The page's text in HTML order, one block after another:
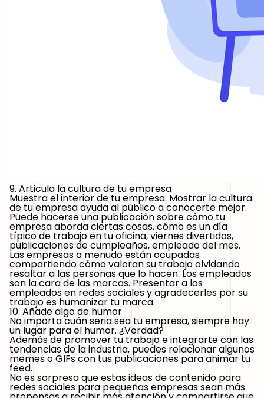
9. Articula la cultura de tu empresa
Muestra el interior de tu empresa. Mostrar la cultura
de tu empresa ayuda al público a conocerte mejor.
Puede hacerse una publicación sobre cómo tu
empresa aborda ciertas cosas, cómo es un día
típico de trabajo en tu oficina, viernes divertidos,
publicaciones de cumpleaños, empleado del mes.
Las empresas a menudo están ocupadas
compartiendo cómo valoran su trabajo olvidando
resaltar a las personas que lo hacen. Los empleados
son la cara de las marcas. Presentar a los
empleados en redes sociales y agradecerles por su
trabajo es humanizar tu marca.
10. Añade algo de humor
No importa cuán seria sea tu empresa, siempre hay
un lugar para el humor. ¿Verdad?
Además de promover tu trabajo e integrarte con las
tendencias de la industria, puedes relacionar algunos
memes o GIFs con tus publicaciones para animar tu
feed.
No es sorpresa que estas ideas de contenido para
redes sociales para pequeñas empresas sean más